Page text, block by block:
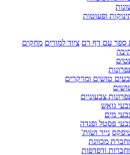
ופעוטות
ספר עם דף רם ציוד למורים מחקים
טושים ומרקרים
צבעוניים
גואש
מים
פסטל ופנדה
נייר ושות'
מכוונת
ודפדפות